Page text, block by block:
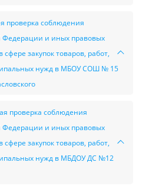
проверка соблюдения
Федерации и иных правовых
закупок товаров, работ,
нужд в МБОУ СОШ № 15
проверка соблюдения
Федерации и иных правовых
закупок товаров, работ,
нужд в МБДОУ ДС №12